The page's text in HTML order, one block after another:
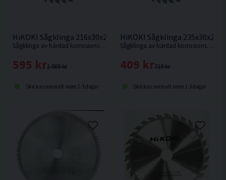
HiKOKI Sågklinga 216x30x2,3mm 60T
Sågklinga av härdad korrosionsbeständigt stål för mycket fin sågning i hårt och mjukt trä.
1 069 kr
595 kr
Skickas normalt inom 1-3 dagar
HiKOKI Sågklinga
Sågklinga av härdad korrosionsbeständigt stål för kapning i hårt och mjukt trä.
719 kr
409 kr
Skickas normalt inom 1-3 dagar